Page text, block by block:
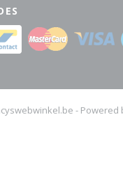
- Powered